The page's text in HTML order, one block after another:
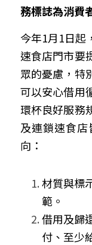
務標誌為消費
今年1月1日起
速食店門市要
眾的憂慮，特
可以安心借用
環杯良好服務
及連鎖速食
向：
材質與標
範。
借用及歸
付、至少